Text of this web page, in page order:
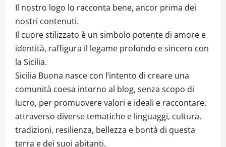
Il nostro logo lo racconta bene, ancor prima dei
nostri contenuti.
Il cuore stilizzato è un simbolo potente di amore e
identità, raffigura il legame profondo e sincero con
la Sicilia.
Sicilia Buona nasce con l’intento di creare una
comunità coesa intorno al blog, senza scopo di
lucro, per promuovere valori e ideali e raccontare,
attraverso diverse tematiche e linguaggi, cultura,
tradizioni, resilienza, bellezza e bontà di questa
terra e dei suoi abitanti.